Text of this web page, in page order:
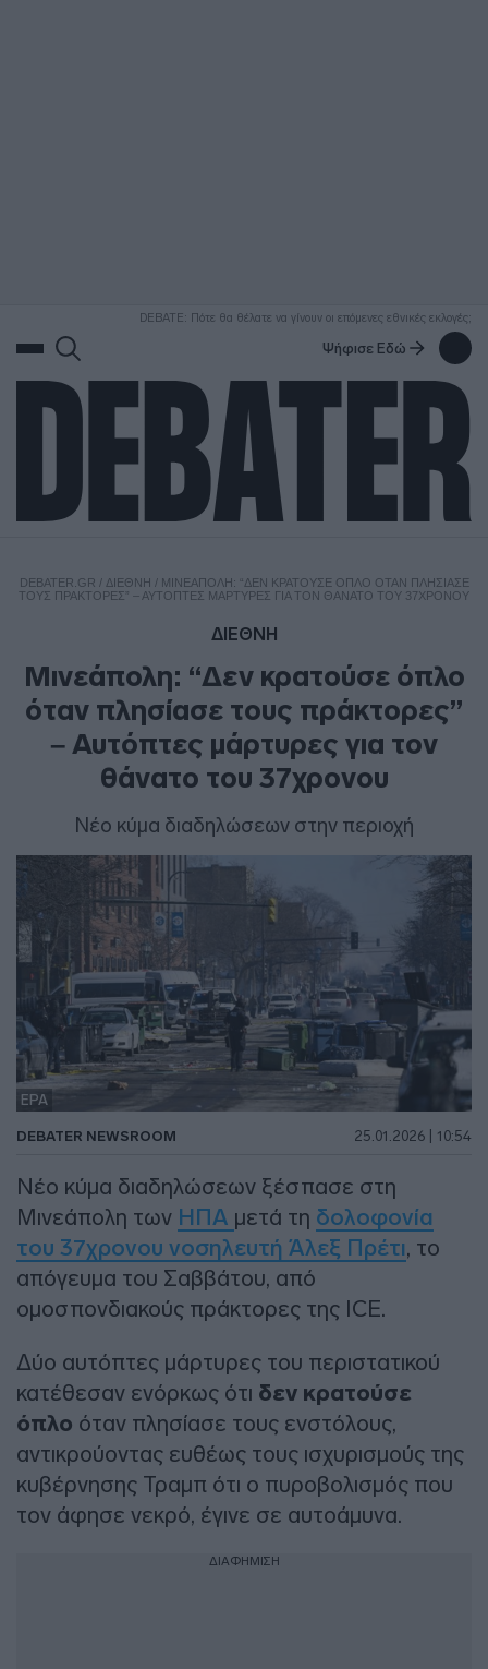
DEBATE: Πότε θα θέλατε να γίνουν οι επόμενες εθνικές εκλογές;
Ψήφισε Εδώ
DEBATER.GR / ΔΙΕΘΝΗ / ΜΙΝΕΆΠΟΛΗ: “ΔΕΝ ΚΡΑΤΟΎΣΕ ΌΠΛΟ ΌΤΑΝ ΠΛΗΣΊΑΣΕ
ΤΟΥΣ ΠΡΆΚΤΟΡΕΣ” – ΑΥΤΌΠΤΕΣ ΜΆΡΤΥΡΕΣ ΓΙΑ ΤΟΝ ΘΆΝΑΤΟ ΤΟΥ 37ΧΡΟΝΟΥ
ΔΙΕΘΝΗ
Μινεάπολη: “Δεν κρατούσε όπλο
όταν πλησίασε τους πράκτορες”
– Αυτόπτες μάρτυρες για τον
θάνατο του 37χρονου
Νέο κύμα διαδηλώσεων στην περιοχή
EPA
DEBATER NEWSROOM 25.01.2026 | 10:54
Νέο κύμα διαδηλώσεων ξέσπασε στη
Μινεάπολη των ΗΠΑ μετά τη δολοφονία
του 37χρονου νοσηλευτή Άλεξ Πρέτι, το
απόγευμα του Σαββάτου, από
ομοσπονδιακούς πράκτορες της ICE.
Δύο αυτόπτες μάρτυρες του περιστατικού
κατέθεσαν ενόρκως ότι δεν κρατούσε
όπλο όταν πλησίασε τους ενστόλους,
αντικρούοντας ευθέως τους ισχυρισμούς της
κυβέρνησης Τραμπ ότι ο πυροβολισμός που
τον άφησε νεκρό, έγινε σε αυτοάμυνα.
ΔΙΑΦΗΜΙΣΗ